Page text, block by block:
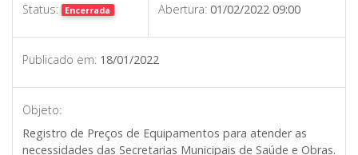
Status: Encerrada Abertura: 01/02/2022 09:00
Publicado em: 18/01/2022
Objeto:
Registro de Preços de Equipamentos para atender as
necessidades das Secretarias Municipais de Saúde e Obras.